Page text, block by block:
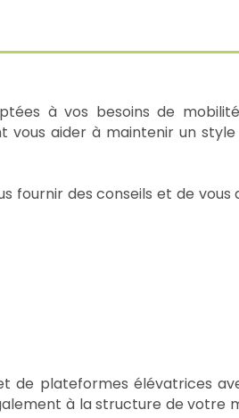
à vos besoins de
vous aider à maintenir un style
fournir des conseils et de vous
de plateformes élévatrices
à la structure de votre